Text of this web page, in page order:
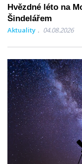
Hvězdné léto na
Šindelářem
Aktuality 04.08.2026